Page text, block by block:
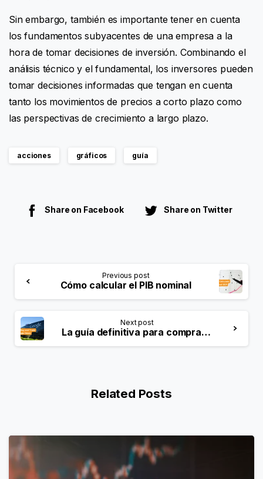
Sin embargo, también es importante tener en cuenta
los fundamentos subyacentes de una empresa a la
hora de tomar decisiones de inversión. Combinando el
análisis técnico y el fundamental, los inversores pueden
tomar decisiones informadas que tengan en cuenta
tanto los movimientos de precios a corto plazo como
las perspectivas de crecimiento a largo plazo.
acciones gráficos guía
Share on Facebook Share on Twitter
Previous post
Cómo calcular el PIB nominal
Next post
La guía definitiva para comprar y negociar acciones de Google
Related Posts